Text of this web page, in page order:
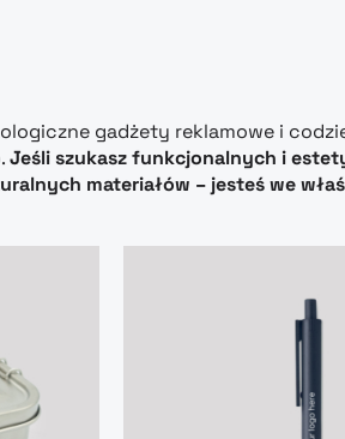
gadżety reklamowe i
Jeśli szukasz funkcjonalnych i
materiałów – jesteś we